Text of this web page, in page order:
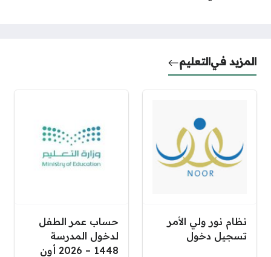
المزيد فيالتعليم
نظام نور ولي الأمر
تسجيل دخول
حساب عمر الطفل
لدخول المدرسة
1448 – 2026 أون